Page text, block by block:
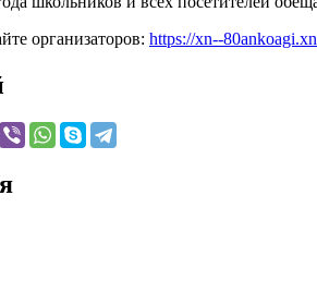
организаторов: https://xn--